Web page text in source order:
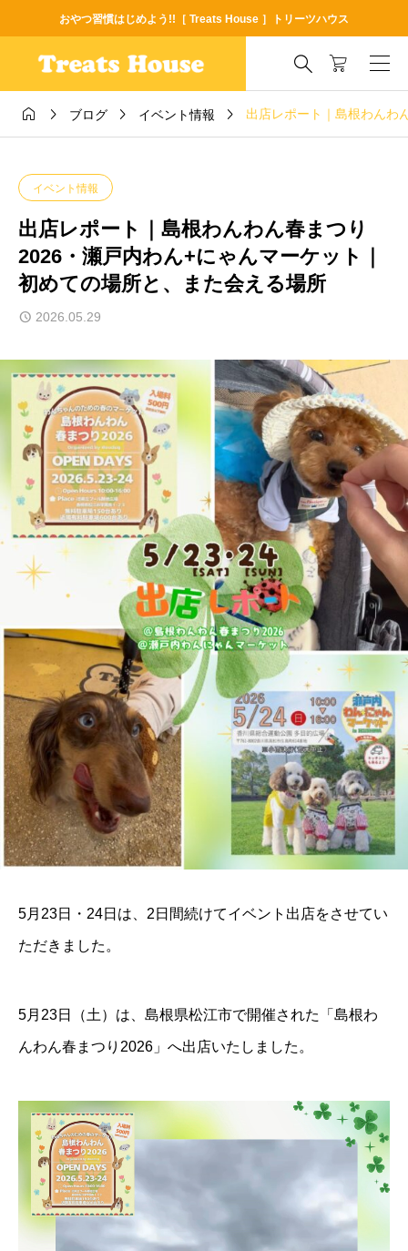
おやつ習慣はじめよう!!［ Treats House ］トリーツハウス

  ブログ  イベント情報  出店レポート｜島根わんわ
イベント情報
出店レポート｜島根わんわん春まつり
2026・瀬戸内わん+にゃんマーケット｜
初めての場所と、また会える場所
2026.05.29
5月23日・24日は、2日間続けてイベント出店をさせてい
ただきました。
5月23日（土）は、島根県松江市で開催された「島根わ
んわん春まつり2026」へ出店いたしました。